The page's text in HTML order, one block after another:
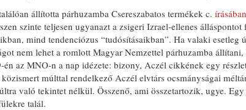
állította párhuzamba Csereszabatos termékek c. írásában
szinte teljesen ugyanazt a zsigeri Izrael-ellenes
mind tendenciózus “tudósításaikban”. Ha valaki esetleg
nem lehet a romlott Magyar Nemzettel párhuzamba
én az MNO-n a nap idézete: bizony, Aczél cikkének egy
múlttal rendelkező Aczél elvtárs ocsmányságai
való tekintet nélkül. Összenő, ami összetartozik, ugye.
talál.